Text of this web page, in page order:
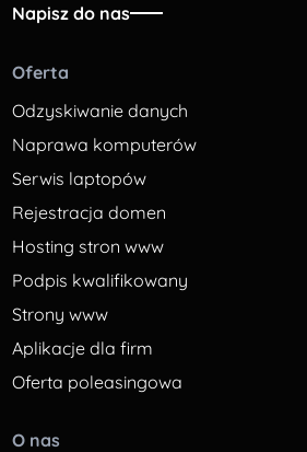
Napisz do nas
Oferta
Odzyskiwanie danych
Naprawa komputerów
Serwis laptopów
Rejestracja domen
Hosting stron www
Podpis kwalifikowany
Strony www
Aplikacje dla firm
Oferta poleasingowa
O nas